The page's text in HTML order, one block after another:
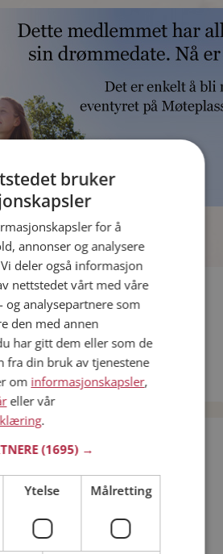
gratis!
Mann Kvinne
bruker
for å
annonser og analysere
deler også informasjon
nettstedet vårt med våre
og analysepartnere som
den med annen
har gitt dem eller som de
fra din bruk av tjenestene
om informasjonskapsler,
eller vår
.
(1695) →
Ytelse Målretting